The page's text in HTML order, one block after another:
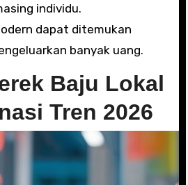
individu.
dapat ditemukan
banyak uang.
Baju Lokal
Tren 2026